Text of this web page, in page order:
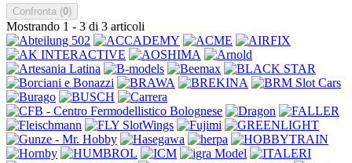
Confronta (0)
Mostrando 1 - 3 di 3 articoli